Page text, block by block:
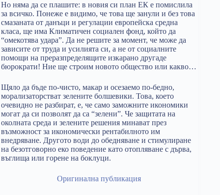
Но няма да се плашите: в новия си план ЕК е помислила
за всичко. Понеже е видимо, че това ще занули и без това
смазаната от данъци и регулации европейска средна
класа, ще има Климатичен социален фонд, който да
“омекотява удара”. Да не решите за момент, че може да
зависите от труда и усилията си, а не от социалните
помощи на преразпределящите изкарано другаде
бюрократи! Ние ще строим новото общество или какво…
Щяло да бъде по-чисто, макар и осезаемо по-бедно,
морализаторстват зелените болшевики. Това, което
очевидно не разбират, е, че само заможните икономики
могат да си позволят да са “зелени”. Че защитата на
околната среда и зелените решения минават през
възможност за икономически рентабилното им
внедряване. Другото води до обедняване и стимулиране
на безотговорно еко поведение като отопляване с дърва,
въглища или горене на боклуци.
Оригинална публикация